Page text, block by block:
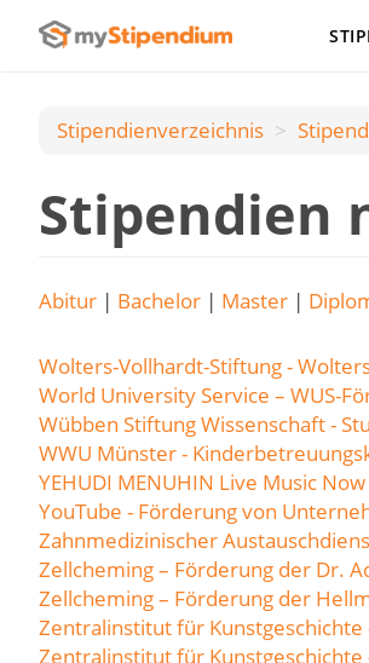
Stipendienverzeichnis
Stipendien
Abitur | Bachelor | Master |
Wolters-Vollhardt-Stiftung -
World University Service – WUS-
Wübben Stiftung Wissenschaft -
WWU Münster -
YEHUDI MENUHIN Live Music
YouTube - Förderung von
Zahnmedizinischer
Zellcheming – Förderung der Dr.
Zellcheming – Förderung der
Zentralinstitut für
Zentralinstitut für Kunstgeschichte